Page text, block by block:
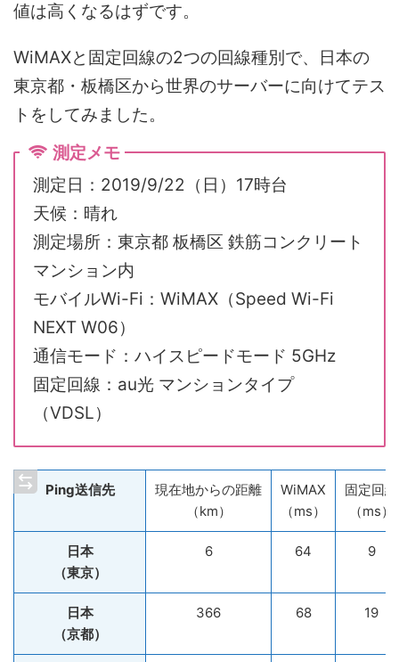
値は高くなるはずです。
WiMAXと固定回線の2つの回線種別で、日本の
東京都・板橋区から世界のサーバーに向けてテス
トをしてみました。
測定メモ
測定日：2019/9/22（日）17時台
天候：晴れ
測定場所：東京都 板橋区 鉄筋コンクリート
マンション内
モバイルWi-Fi：WiMAX（Speed Wi-Fi
NEXT W06）
通信モード：ハイスピードモード 5GHz
固定回線：au光 マンションタイプ
（VDSL）
Ping送信先
現在地からの距離
（km）
WiMAX
（ms）
固定回線
（ms）
日本
（東京）
6 64 9
日本
（京都）
366 68 19